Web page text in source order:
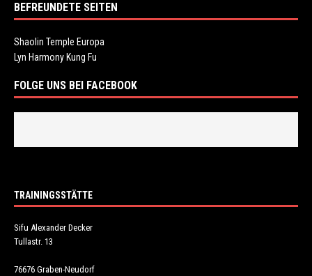
BEFREUNDETE SEITEN
Shaolin Temple Europa
Lyn Harmony Kung Fu
FOLGE UNS BEI FACEBOOK
TRAININGSSTÄTTE
Sifu Alexander Decker
Tullastr. 13
76676 Graben-Neudorf